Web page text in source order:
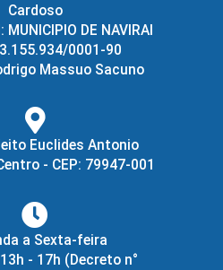
Cardoso
DE NAVIRAI
0001-90
Massuo Sacuno
Euclides Antonio
- CEP: 79947-001
a Sexta-feira
- 17h (Decreto n°